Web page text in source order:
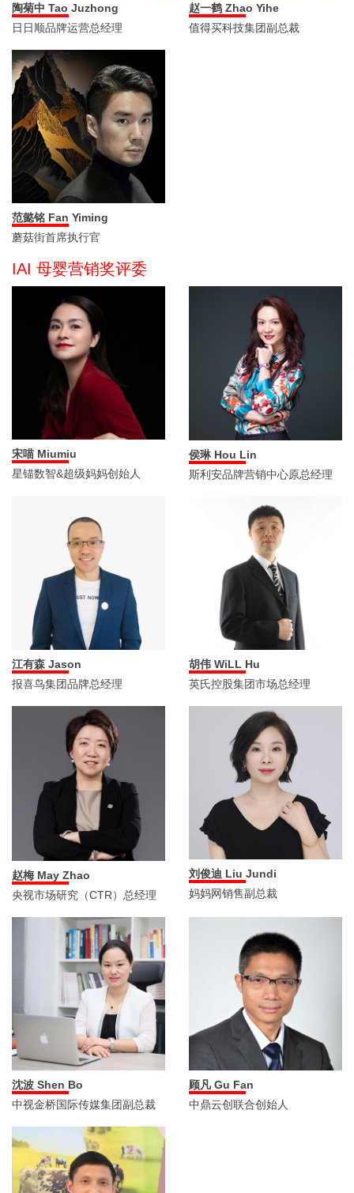
陶菊中 Tao Juzhong
日日顺品牌运营总经理
赵一鹤 Zhao Yihe
值得买科技集团副总裁
范懿铭 Fan Yiming
蘑菇街首席执行官
IAI 母婴营销奖评委
宋喵 Miumiu
星锚数智&超级妈妈创始人
侯琳 Hou Lin
斯利安品牌营销中心原总经理
江有森 Jason
报喜鸟集团品牌总经理
胡伟 WiLL Hu
英氏控股集团市场总经理
赵梅 May Zhao
央视市场研究（CTR）总经理
刘俊迪 Liu Jundi
妈妈网销售副总裁
沈波 Shen Bo
中视金桥国际传媒集团副总裁
顾凡 Gu Fan
中鼎云创联合创始人